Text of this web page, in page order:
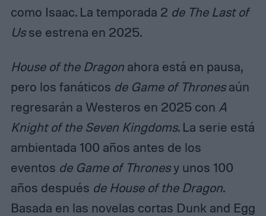
como Isaac. La temporada 2 de The Last of
Usse estrena en 2025.
House of the Dragonahora está en pausa,
pero los fanáticos de Game of Thronesaún
regresarán a Westeros en 2025 con A
Knight of the Seven Kingdoms. La serie está
ambientada 100 años antes de los
eventos de Game of Thronesy unos 100
años después de House of the Dragon.
Basada en las novelas cortas Dunk and Egg